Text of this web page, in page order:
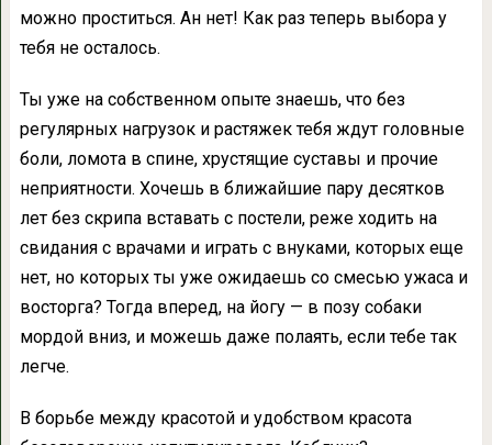
можно проститься. Ан нет! Как раз теперь выбора у
тебя не осталось.
Ты уже на собственном опыте знаешь, что без
регулярных нагрузок и растяжек тебя ждут головные
боли, ломота в спине, хрустящие суставы и прочие
неприятности. Хочешь в ближайшие пару десятков
лет без скрипа вставать с постели, реже ходить на
свидания с врачами и играть с внуками, которых еще
нет, но которых ты уже ожидаешь со смесью ужаса и
восторга? Тогда вперед, на йогу — в позу собаки
мордой вниз, и можешь даже полаять, если тебе так
легче.
В борьбе между красотой и удобством красота